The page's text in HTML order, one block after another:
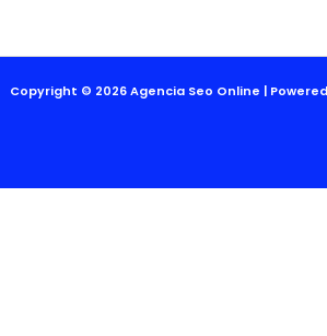
Copyright © 2026 Agencia Seo Online |